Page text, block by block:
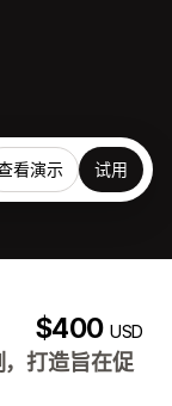
看演示 试用
$400USD
打造旨在促